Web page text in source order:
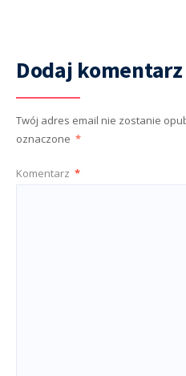
Dodaj komentarz
Twój adres email nie zostanie
oznaczone *
Komentarz *